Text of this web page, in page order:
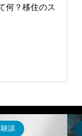
何？移住のス
談